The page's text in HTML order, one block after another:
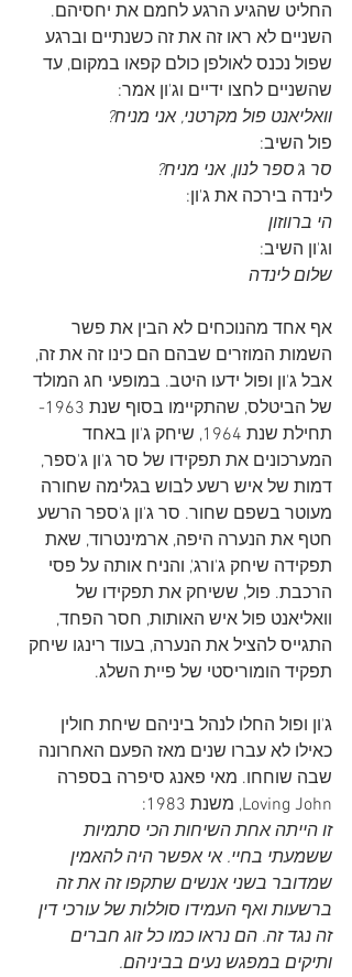
החליט שהגיע הרגע לחמם את יחסיהם.
השניים לא ראו זה את זה כשנתיים וברגע
שפול נכנס לאולפן כולם קפאו במקום, עד
שהשניים לחצו ידיים וג'ון אמר:
וואליאנט פול מקרטני, אני מניח?
פול השיב:
סר ג'ספר לנון, אני מניח?
לינדה בירכה את ג'ון:
הי ברווזון
וג'ון השיב:
שלום לינדה
אף אחד מהנוכחים לא הבין את פשר
השמות המוזרים שבהם הם כינו זה את זה,
אבל ג'ון ופול ידעו היטב. במופעי חג המולד
של הביטלס, שהתקיימו בסוף שנת 1963-
תחילת שנת 1964, שיחק ג'ון באחד
המערכונים את תפקידו של סר ג'ון ג'ספר,
דמות של איש רשע לבוש בגלימה שחורה
מעוטר בשפם שחור. סר ג'ון ג'ספר הרשע
חטף את הנערה היפה, ארמינטרוד, שאת
תפקידה שיחק ג'ורג', והניח אותה על פסי
הרכבת. פול, ששיחק את תפקידו של
וואליאנט פול איש האותות, חסר הפחד,
התגייס להציל את הנערה, בעוד רינגו שיחק
תפקיד הומוריסטי של פיית השלג.
ג'ון ופול החלו לנהל ביניהם שיחת חולין
כאילו לא עברו שנים מאז הפעם האחרונה
שבה שוחחו. מאי פאנג סיפרה בספרה
Loving John, משנת 1983:
זו הייתה אחת השיחות הכי סתמיות
ששמעתי בחיי. אי אפשר היה להאמין
שמדובר בשני אנשים שתקפו זה את זה
ברשעות ואף העמידו סוללות של עורכי דין
זה נגד זה. הם נראו כמו כל זוג חברים
ותיקים במפגש נעים בביניהם.